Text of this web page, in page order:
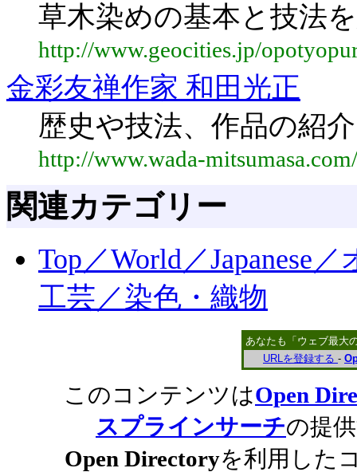
草木染めの基本と技法
http://www.geocities.jp/
金彩友禅作家 和田光正
歴史や技法、作品の紹
http://www.wada-mitsumasa.com/
関連カテゴリー
Top／World／Japanese
工芸／染色・織物
あなたも「ウェブ最大
URLを登録する -
このコンテンツはOpen
スプラインサーチの提
Open Directoryを利用した